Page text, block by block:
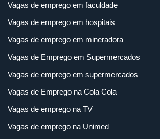
Vagas de emprego em faculdade
Vagas de emprego em hospitais
Vagas de emprego em mineradora
Vagas de Emprego em Supermercados
Vagas de emprego em supermercados
Vagas de Emprego na Cola Cola
Vagas de emprego na TV
Vagas de emprego na Unimed